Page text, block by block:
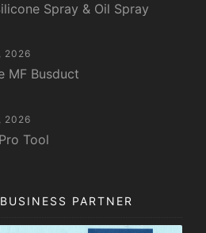
Spray & Oil Spray
2026
MF Busduct
2026
Tool
PARTNER